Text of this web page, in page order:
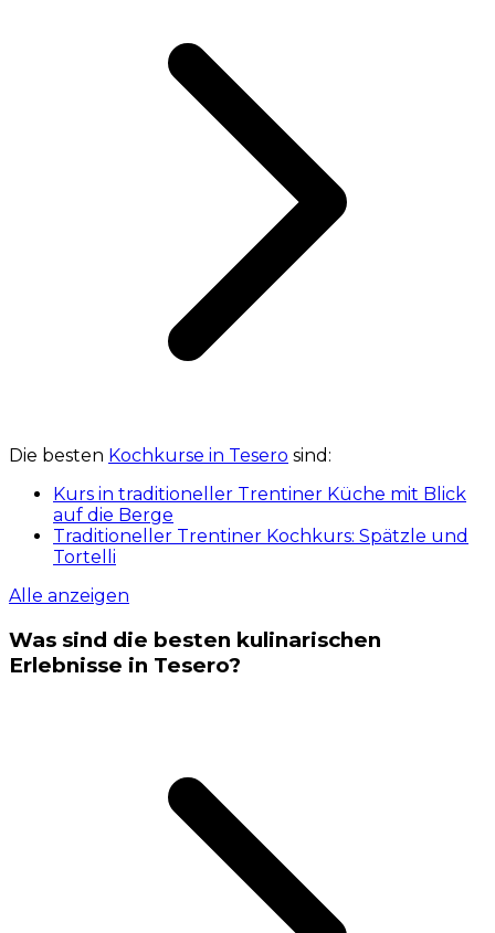
Die besten Kochkurse in Tesero sind:
Kurs in traditioneller Trentiner Küche mit Blick
auf die Berge
Traditioneller Trentiner Kochkurs: Spätzle und
Tortelli
Alle anzeigen
Was sind die besten kulinarischen
Erlebnisse in Tesero?